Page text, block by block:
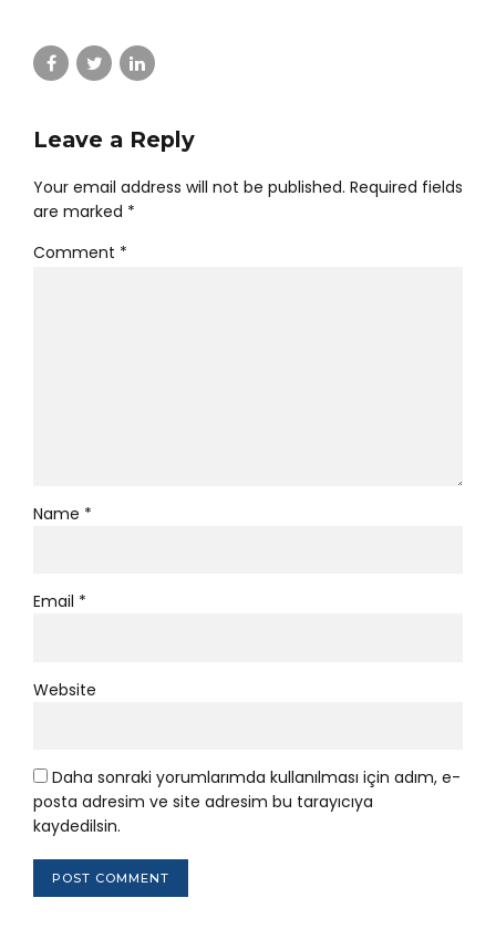
Leave a Reply
Your email address will not be published. Required fields
are marked *
Comment *
Name *
Email *
Website
Daha sonraki yorumlarımda kullanılması için adım, e-
posta adresim ve site adresim bu tarayıcıya
kaydedilsin.
POST COMMENT